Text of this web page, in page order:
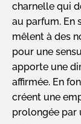
charnelle qui
au parfum. En
mêlent à des
pour une
apporte une
affirmée. En
créent une
prolongée par